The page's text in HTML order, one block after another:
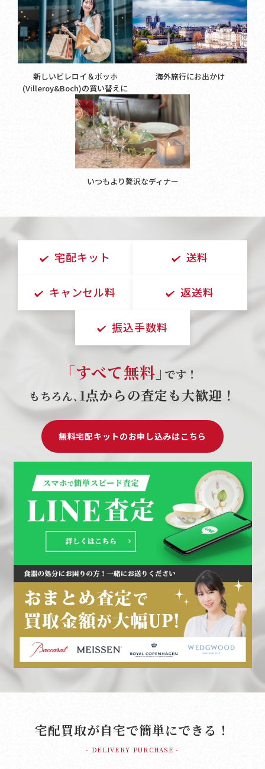
新しいビレロイ＆ボッホ
(Villeroy&Boch)の買い替えに
海外旅行にお出かけ
いつもより贅沢なディナー
宅配キット 送料
キャンセル料 返送料
振込手数料
｢すべて無料｣ です！
もちろん､ 1点からの査定も大歓迎！
無料宅配キットのお申し込みはこちら
宅配買取が自宅で簡単にできる！
- DELIVERY PURCHASE -